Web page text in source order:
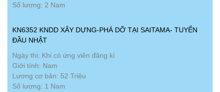
Số lượng: 2 Nam
KN6352 KNDD XÂY DỰNG-PHÁ DỠ TẠI SAITAMA- TUYỂN
ĐẦU NHẬT
Ngày thi: Khi có ứng viên đăng kí
Giới tính: Nam
Lương cơ bản: 52 Triệu
Số lượng: 1 Nam